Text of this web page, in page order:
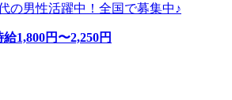
の男性活躍中！全国で募集中♪
給1,800円〜2,250円